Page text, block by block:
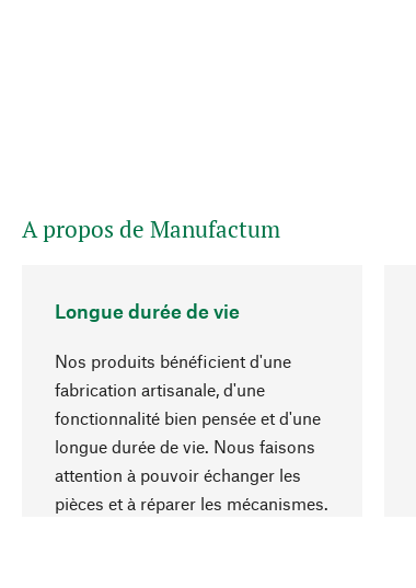
A propos de Manufactum
Longue durée de vie
Nos produits bénéficient d'une
fabrication artisanale, d'une
fonctionnalité bien pensée et d'une
longue durée de vie. Nous faisons
attention à pouvoir échanger les
pièces et à réparer les mécanismes.